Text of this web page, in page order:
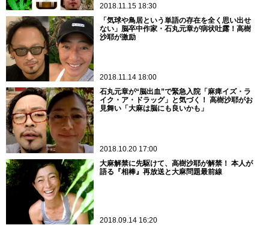
2018.11.15 18:30
「気球や鳥居という単語の存在を全く思い出せ
ない」脳卒中作家・石丸元章が病状吐露！高樹
沙耶が激励
2018.11.14 18:00
石丸元章が“脳出血”で緊急入院「麻痺イズ・ラ
イク・ア・ドラッグ」と気づく！ 高樹沙耶がお
見舞い「大麻は脳にも良いかも」
2018.10.20 17:00
大麻解禁に先駆けて、高樹沙耶が解禁！ 本人が
語る『相棒』再放送と大麻問題最前線
2018.09.14 16:20